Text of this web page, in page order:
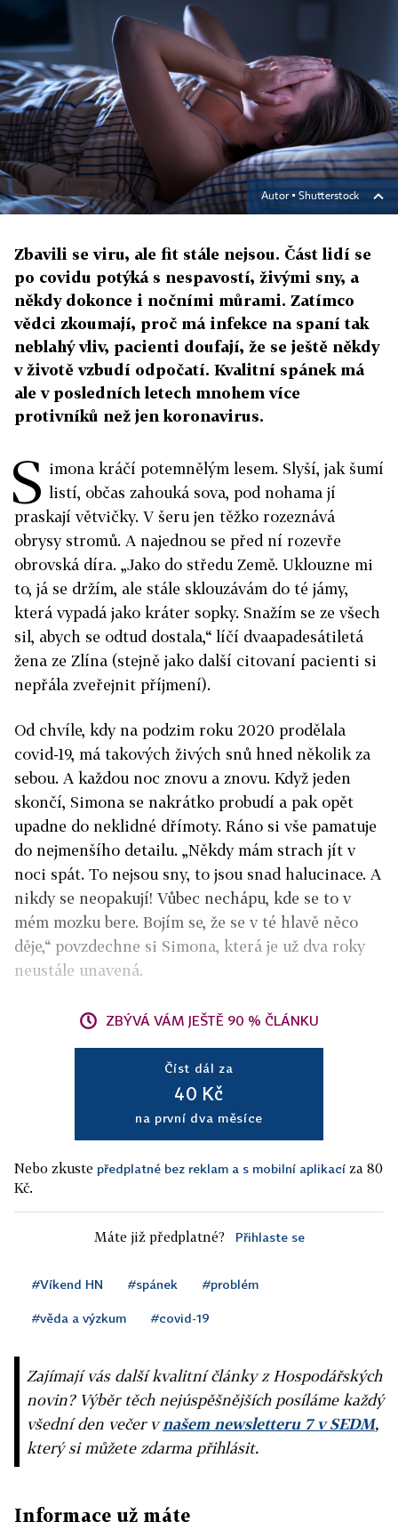
Autor ▪ Shutterstock
Zbavili se viru, ale fit stále nejsou. Část lidí se
po covidu potýká s nespavostí, živými sny, a
někdy dokonce i nočními můrami. Zatímco
vědci zkoumají, proč má infekce na spaní tak
neblahý vliv, pacienti doufají, že se ještě někdy
v životě vzbudí odpočatí. Kvalitní spánek má
ale v posledních letech mnohem více
protivníků než jen koronavirus.
S imona kráčí potemnělým lesem. Slyší, jak šumí
listí, občas zahouká sova, pod nohama jí
praskají větvičky. V šeru jen těžko rozeznává
obrysy stromů. A najednou se před ní rozevře
obrovská díra. „Jako do středu Země. Uklouzne mi
to, já se držím, ale stále sklouzávám do té jámy,
která vypadá jako kráter sopky. Snažím se ze všech
sil, abych se odtud dostala,“ líčí dvaapadesátiletá
žena ze Zlína (stejně jako další citovaní pacienti si
nepřála zveřejnit příjmení).
Od chvíle, kdy na podzim roku 2020 prodělala
covid-19, má takových živých snů hned několik za
sebou. A každou noc znovu a znovu. Když jeden
skončí, Simona se nakrátko probudí a pak opět
upadne do neklidné dřímoty. Ráno si vše pamatuje
do nejmenšího detailu. „Někdy mám strach jít v
noci spát. To nejsou sny, to jsou snad halucinace. A
nikdy se neopakují! Vůbec nechápu, kde se to v
mém mozku bere. Bojím se, že se v té hlavě něco
děje,“ povzdechne si Simona, která je už dva roky
neustále unavená.
ZBÝVÁ VÁM JEŠTĚ 90 % ČLÁNKU
Číst dál za
40 Kč
na první dva měsíce
Nebo zkuste předplatné bez reklam a s mobilní aplikací za 80
Kč.
Máte již předplatné? Přihlaste se
#Víkend HN #spánek #problém
#věda a výzkum #covid-19
Zajímají vás další kvalitní články z Hospodářských
novin? Výběr těch nejúspěšnějších posíláme každý
všední den večer vnašem newsletteru 7 v SEDM,
který si můžete zdarma přihlásit.
Informace už máte